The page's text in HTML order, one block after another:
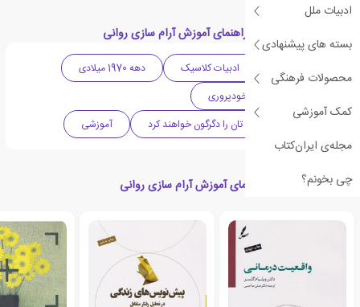
ادبیات ملل
بسته های پیشنهادی
محصولات فرهنگی
کمک آموزشی
مجله‌ی ایران‌کتاب
چی بخونم؟
دسته بندی های کتاب راهنمای آموزش آرام سازی روانی
ادبیات آمریکا ادبیات کلاسیک
دهه 1970 میلادی
خودپروری
کتاب هایی که زندگی تان را دگرگون خواهند کرد
آموزشی
کتاب های مرتبط با راهنمای آموزش آرام سازی روانی